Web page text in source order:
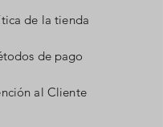
de la tienda
de pago
al Cliente